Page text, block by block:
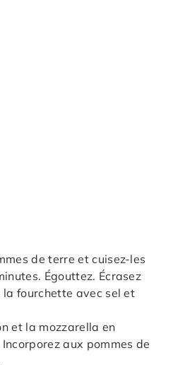
de terre et cuisez-les
Égouttez. Écrasez
fourchette avec sel et
et la mozzarella en
aux pommes de